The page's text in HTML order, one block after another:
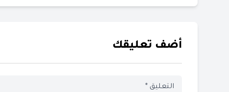
أضف تعليقك